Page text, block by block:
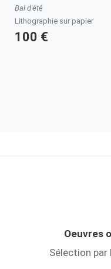
Bal d'été
Lithographie sur papier
100 €
Oeuvres
Sélection